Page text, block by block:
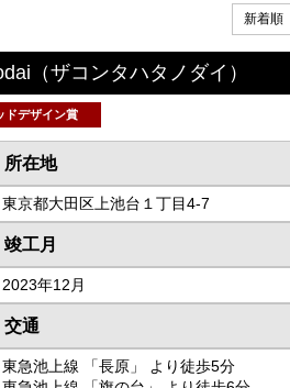
（ザコンタハタノダイ）
ドデザイン賞
所在地
東京都大田区上池台１丁目4-7
竣工月
2023年12月
交通
東急池上線 「長原」 より徒歩5分